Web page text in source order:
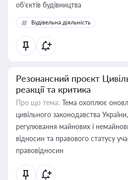
об’єктів будівництва
Будівельна діяльність
Резонансний проєкт
реакції та критика
Про що тема: Тема охоплює
цивільного законодавства
регулювання майнових і
відносин та правового статусу
правовідносин